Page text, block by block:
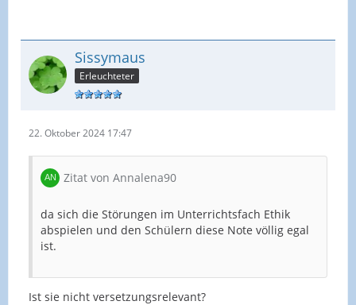
Sissymaus
Erleuchteter
22. Oktober 2024 17:47
Zitat von Annalena90
da sich die Störungen im Unterrichtsfach Ethik
abspielen und den Schülern diese Note völlig egal
ist.
Ist sie nicht versetzungsrelevant?